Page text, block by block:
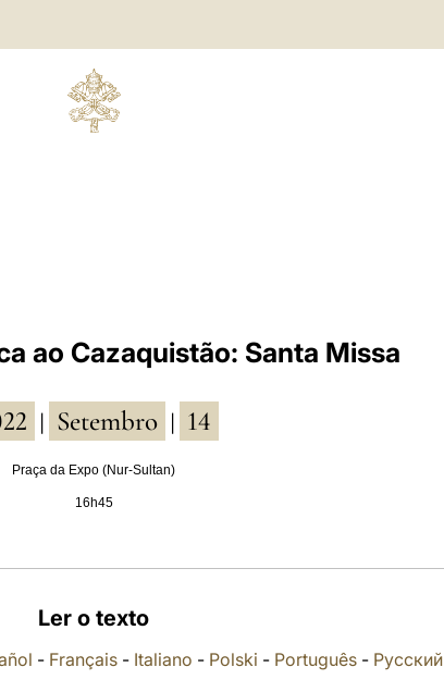
ao Cazaquistão: Santa Missa
Setembro 14
Praça da Expo (Nur-Sultan)
16h45
Ler o texto
- Français- Italiano - Polski - Português- Русский